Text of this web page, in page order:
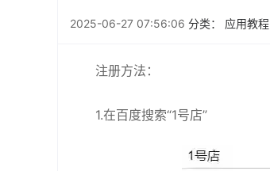
2025-06-27 07:56:06 分类： 应用教程
注册方法：
1.在百度搜索“1号店”